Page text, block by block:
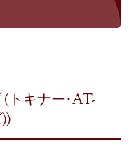
(トキナー･AT-